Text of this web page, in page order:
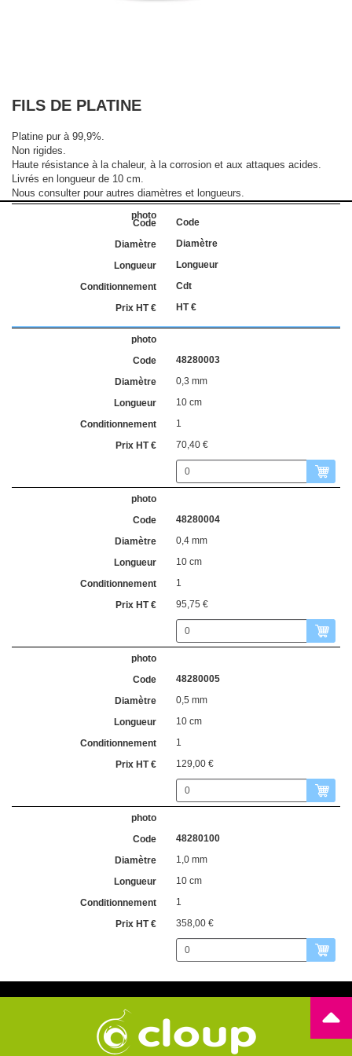
FILS DE PLATINE
Platine pur à 99,9%.
Non rigides.
Haute résistance à la chaleur, à la corrosion et aux attaques acides.
Livrés en longueur de 10 cm.
Nous consulter pour autres diamètres et longueurs.
Code
Diamètre
Longueur
Cdt
HT €
48280003
0,3 mm
10 cm
1
70,40 €
48280004
0,4 mm
10 cm
1
95,75 €
48280005
0,5 mm
10 cm
1
129,00 €
48280100
1,0 mm
10 cm
1
358,00 €